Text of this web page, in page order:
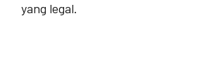
yang legal.